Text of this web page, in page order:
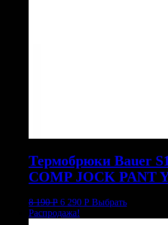
Термобрюки Bauer
COMP JOCK PANT
8 190Р 6 290 Р Выбрать
Распродажа!